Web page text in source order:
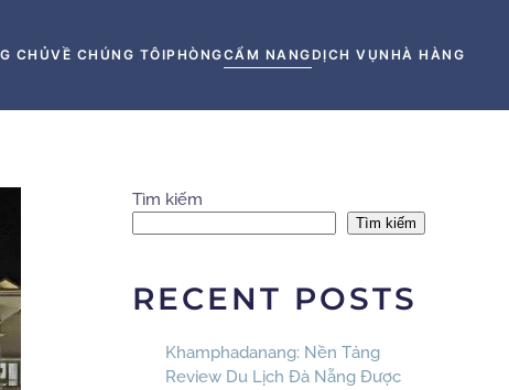
CHỦVỀ CHÚNG TÔIPHÒNGCẨM NANGDỊCH VỤNHÀ HÀNG
Tìm kiếm
Tìm kiếm
RECENT POSTS
Khamphadanang: Nền Tảng
Review Du Lịch Đà Nẵng Được